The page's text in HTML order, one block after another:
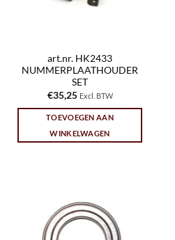
art.nr. HK2433
NUMMERPLAATHOUDER
SET
€35,25 Excl. BTW
TOEVOEGEN AAN
WINKELWAGEN